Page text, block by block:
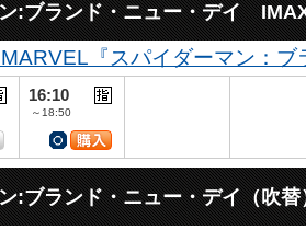
:ブランド・ニュー・デイ
『スパイダーマン：
16:10
～18:50
:ブランド・ニュー・デイ（吹替